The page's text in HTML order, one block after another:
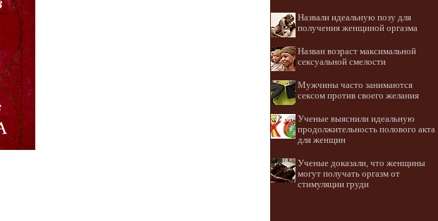
Назвали идеальную позу для
получения женщиной оргазма
Назван возраст максимальной
сексуальной смелости
Мужчины часто занимаются
сексом против своего желания
Ученые выяснили идеальную
продолжительность полового акта
для женщин
Ученые доказали, что женщины
могут получать оргазм от
стимуляции груди